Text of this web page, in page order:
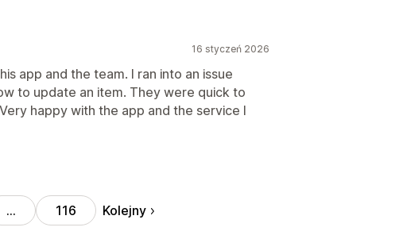
16 styczeń 2026
app and the team. I ran into an issue
to update an item. They were quick to
happy with the app and the service I
… 116 Kolejny